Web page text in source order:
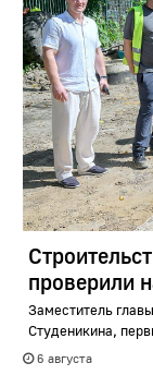
проверили
Заместитель
Студеникина,
6 августа